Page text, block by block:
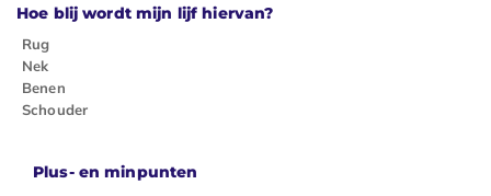
Hoe blij wordt mijn lijf hiervan?
Rug
Nek
Benen
Schouder
Plus- en minpunten